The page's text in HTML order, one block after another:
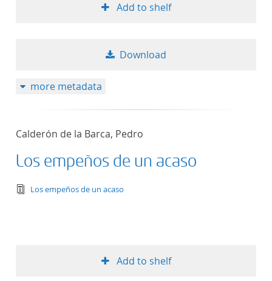
Add to shelf
Download
more metadata
Calderón de la Barca, Pedro
Los empeños de un acaso
text/tg.edition+tg.aggregation+xml
Los empeños de un acaso
Add to shelf